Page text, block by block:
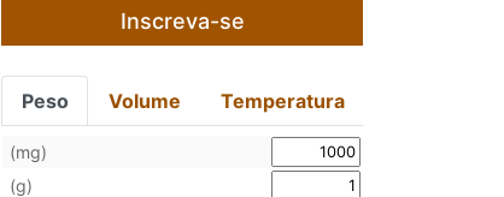
Inscreva-se
Peso Volume Temperatura
(mg)
(g)